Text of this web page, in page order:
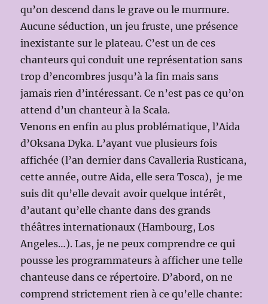
qu’on descend dans le grave ou le murmure.
Aucune séduction, un jeu fruste, une présence
inexistante sur le plateau. C’est un de ces
chanteurs qui conduit une représentation sans
trop d’encombres jusqu’à la fin mais sans
jamais rien d’intéressant. Ce n’est pas ce qu’on
attend d’un chanteur à la Scala.
Venons en enfin au plus problématique, l’Aida
d’Oksana Dyka. L’ayant vue plusieurs fois
affichée (l’an dernier dans Cavalleria Rusticana,
cette année, outre Aida, elle sera Tosca), je me
suis dit qu’elle devait avoir quelque intérêt,
d’autant qu’elle chante dans des grands
théâtres internationaux (Hambourg, Los
Angeles…). Las, je ne peux comprendre ce qui
pousse les programmateurs à afficher une telle
chanteuse dans ce répertoire. D’abord, on ne
comprend strictement rien à ce qu’elle chante: